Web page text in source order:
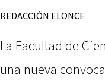
REDACCIÓN ELONCE
La Facultad de
una nueva